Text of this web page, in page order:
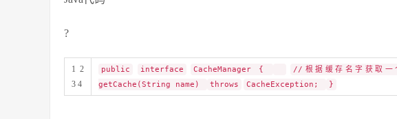
?
1 2
3 4
public interface CacheManager { //根据缓存名字获取一
getCache(String name)
throws CacheException; }